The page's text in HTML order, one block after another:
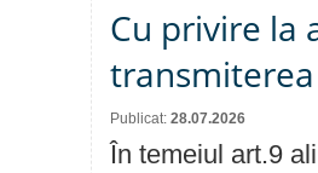
Cu privire la
Publicat: 28.07.2026
În temeiul art.9